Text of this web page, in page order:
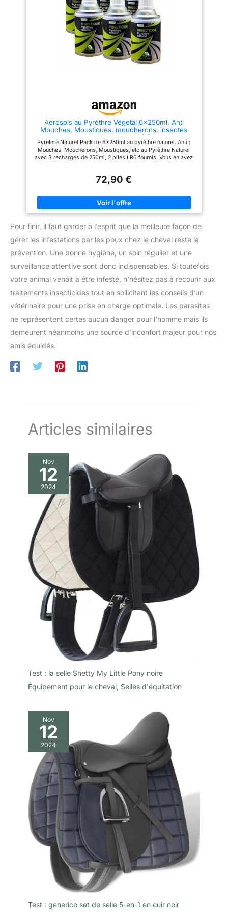
aérosol pratique permet une
application rapide et uniforme,
idéale pour une protection
instantanée à l'intérieur. Source
naturelle : Le pyrèthre, reconnu
pour ses qualités insecticides,
garantit une action rapide et
Efficace contre une large
gamme d'insectes, (mouches,
moustique, punaise de lit,
araignées) garantissant une
Efficacité Immédiate : PYRNAT
agit en quelques secondes,
éliminant efficacement les
Contrairement aux insecticides
présente aucun risque pour la
précautions spéciales.
Polyvalence d’Utilisation :
Convient à toutes les pièces de
la maison, aux terrasses,
verts, offrant une protection
complète où que vous en ayez
besoin.
préférence le matin ou le soir,
par temps calme et sur feuillage
sec. REMARQUE : Ce produit n’a
pas de date de péremption, la
date indiquée sur le produit est
la date de fabrication
Aérosols au Pyrèthre Végetal 6x250ml, Anti
Mouches, Moustiques, moucherons, insectes
volants et rampants (6)
Pyrèthre Naturel Pack de 6x250ml au pyrèthre naturel. Anti :
Mouches, Moucherons, Moustiques, etc au Pyrèthre Naturel
avec 3 recharges de 250ml, 2 piles LR6 fournis. Vous en avez
pyréthre, une formule puissante pour éliminer les nuisibles tout
: il vous suffit de vaporiser dans les zones infestées et de
laisser agir. En quelques instants, les insectes sont neutralisés,
vous permettant de retrouver un environnement sain et
pyrethre élimine et répulse les insectes volants . Pour des
différents commerces et dans les habitations. Peut être
appliqué en présence des animaux.
72,90 €
Pour finir, il faut garder à l’esprit que la meilleure façon de
gérer les infestations par les poux chez le cheval reste la
prévention. Une bonne hygiène, un soin régulier et une
surveillance attentive sont donc indispensables. Si toutefois
votre animal venait à être infesté, n’hésitez pas à recourir aux
traitements insecticides tout en sollicitant les conseils d’un
vétérinaire pour une prise en charge optimale. Les parasites
ne représentent certes aucun danger pour l’homme mais ils
demeurent néanmoins une source d’inconfort majeur pour nos
amis équidés.
Articles similaires
Nov
12
2024
Test : la selle Shetty My Little Pony noire
Équipement pour le cheval, Selles d'équitation
Nov
12
2024
Test : generico set de selle 5-en-1 en cuir noir